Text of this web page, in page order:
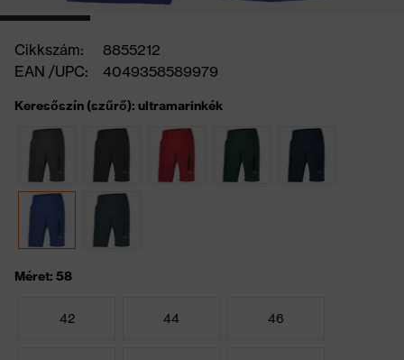
Cikkszám:
8855212
EAN /UPC:
4049358589979
Keresőszín (szűrő): ultramarinkék
Méret: 58
42 44 46